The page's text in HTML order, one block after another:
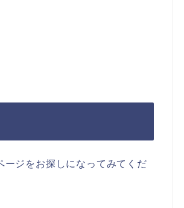
ージをお探しになってみてくだ